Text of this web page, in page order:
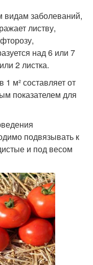
видам заболеваний,
листву,
над 6 или 7
2 листка.
м² составляет от
показателем для
подвязывать к
и под весом